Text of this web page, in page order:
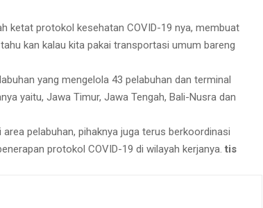
ketat protokol kesehatan COVID-19 nya, membuat
kan kalau kita pakai transportasi umum bareng
yang mengelola 43 pelabuhan dan terminal
yaitu, Jawa Timur, Jawa Tengah, Bali-Nusra dan
pelabuhan, pihaknya juga terus berkoordinasi
protokol COVID-19 di wilayah kerjanya. tis